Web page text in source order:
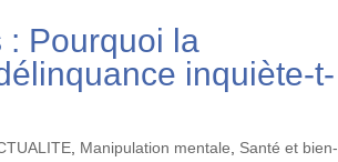
: Pourquoi la
inquiète-t-
Manipulation mentale
Santé et bien-